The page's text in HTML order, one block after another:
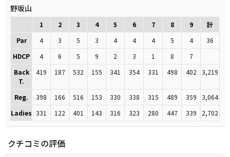
野坂山
1 2 3 4 5 6 7 8 9
計
Par
4 3 5 3 4 4 4 5 4
36
HDCP
4 6 5 9 2 3 1 8
7
Back
T.
419 187 532 155 341 354 331 498 402 3,219
Reg. 398 166 516 153 330 338 315 489 359
3,064
Ladies 331 122 401 143 316 323 280 447 339 2,702
クチコミの評価